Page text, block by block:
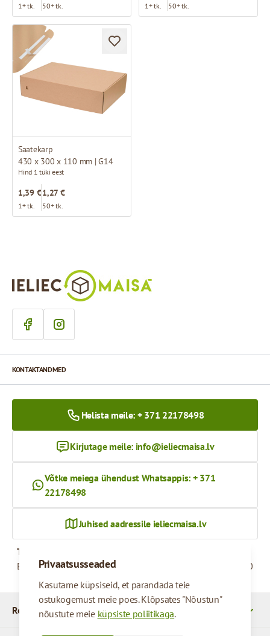
1+ tk. 50+ tk. 1+ tk. 50+ tk.
Saatekarp
430 x 300 x 110 mm | G14
Hind 1 tüki eest
1,39 €
1+ tk.
1,27 €
50+ tk.
Privaatsusseaded
Kasutame küpsiseid, et parandada teie
ostukogemust meie poes. Klõpsates "Nõustun"
nõustute meie küpsiste poliitikaga.
Rekvizītid
KONTAKTANDMED
Helista meile: + 371 22178498
Kirjutage meile: info@ieliecmaisa.lv
Võtke meiega ühendust Whatsappis: + 371
22178498
Juhised aadressile ieliecmaisa.lv
Tööaeg
Esmaspäevast reedeni
09:00 - 17:00